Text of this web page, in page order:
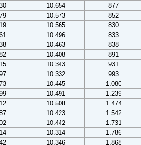
10.654 877
10.573 852
10.565 830
10.496 833
10.463 838
10.408 891
10.343 931
10.332 993
10.445 1.080
10.491 1.239
10.508 1.474
10.423 1.542
10.442 1.731
10.314 1.786
10.346 1.868